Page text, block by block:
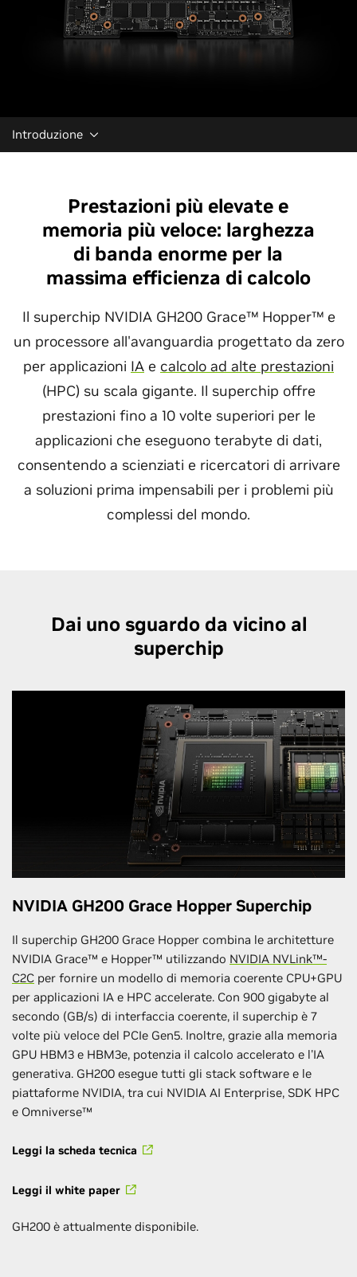
Introduzione
Prestazioni più elevate e
memoria più veloce: larghezza
di banda enorme per la
massima efficienza di calcolo
Il superchip NVIDIA GH200 Grace™ Hopper™ e
un processore all'avanguardia progettato da zero
per applicazioni IA e calcolo ad alte prestazioni
(HPC) su scala gigante. Il superchip offre
prestazioni fino a 10 volte superiori per le
applicazioni che eseguono terabyte di dati,
consentendo a scienziati e ricercatori di arrivare
a soluzioni prima impensabili per i problemi più
complessi del mondo.
Dai uno sguardo da vicino al
superchip
NVIDIA GH200 Grace Hopper Superchip
Il superchip GH200 Grace Hopper combina le architetture
NVIDIA Grace™ e Hopper™ utilizzando NVIDIA NVLink™-
C2C per fornire un modello di memoria coerente CPU+GPU
per applicazioni IA e HPC accelerate. Con 900 gigabyte al
secondo (GB/s) di interfaccia coerente, il superchip è 7
volte più veloce del PCIe Gen5. Inoltre, grazie alla memoria
GPU HBM3 e HBM3e, potenzia il calcolo accelerato e l'IA
generativa. GH200 esegue tutti gli stack software e le
piattaforme NVIDIA, tra cui NVIDIA AI Enterprise, SDK HPC
e Omniverse™
Leggi la scheda tecnica
Leggi il white paper
GH200 è attualmente disponibile.